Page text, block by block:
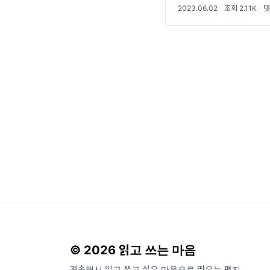
2023.06.02 · 조회 2.11K ·
© 2026 읽고 쓰는 마음